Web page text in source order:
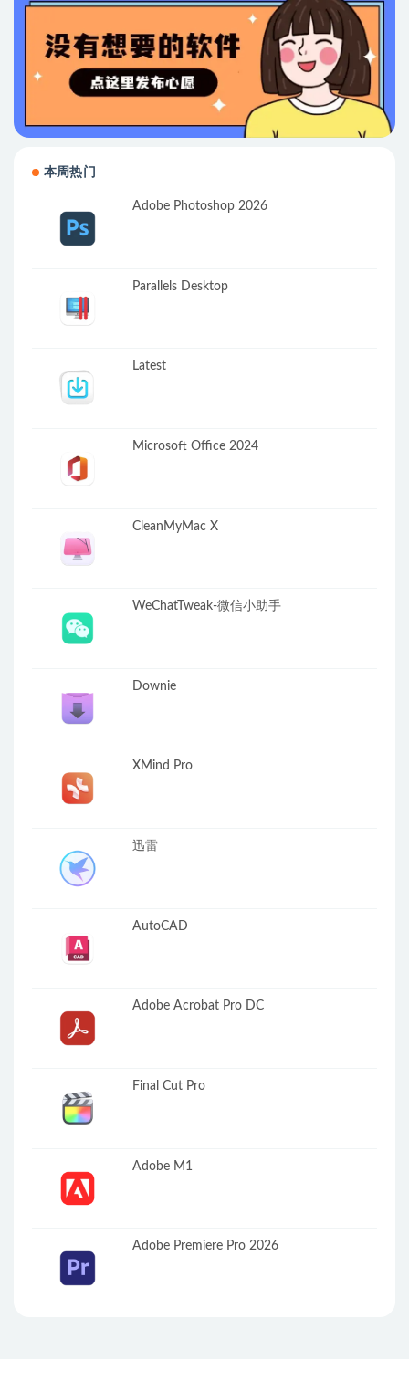
本周热门
Adobe Photoshop 2026
Parallels Desktop
Latest
Microsoft Office 2024
CleanMyMac X
WeChatTweak-微信小助手
Downie
XMind Pro
迅雷
AutoCAD
Adobe Acrobat Pro DC
Final Cut Pro
Adobe M1
Adobe Premiere Pro 2026